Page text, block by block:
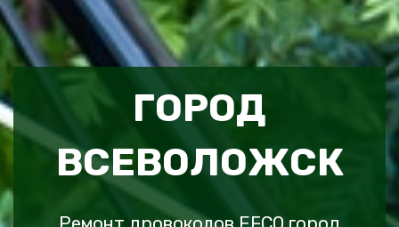
ГОРОД
ВСЕВОЛОЖСК